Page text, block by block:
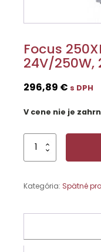
Focus
24V/250W,
296,89 € s DPH
V cene nie je
množstvo
šoš.,
lm)
Kategória: Spätné